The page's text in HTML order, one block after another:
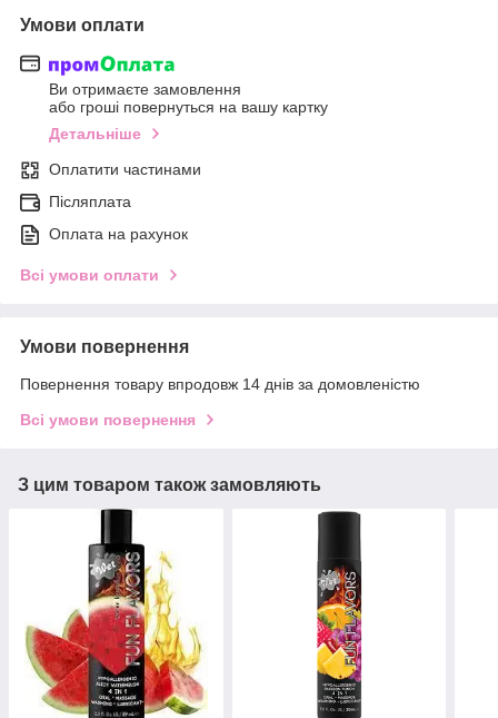
Умови оплати
Ви отримаєте замовлення
або гроші повернуться на вашу картку
Детальніше
Оплатити частинами
Післяплата
Оплата на рахунок
Всі умови оплати
Умови повернення
Повернення товару впродовж 14 днів за домовленістю
Всі умови повернення
З цим товаром також замовляють